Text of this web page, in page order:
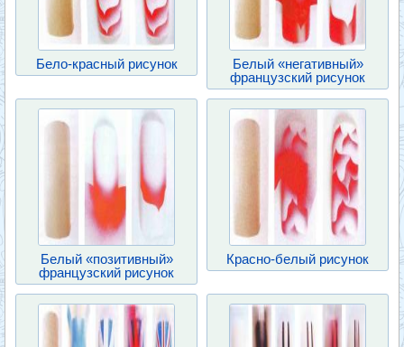
Бело-красный рисунок
Белый «негативный»
французский рисунок
Белый «позитивный»
французский рисунок
Красно-белый рисунок